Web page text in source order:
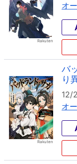
オ
バ
り
12/
オ